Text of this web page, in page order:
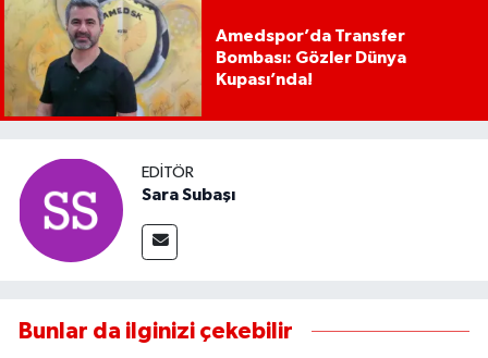
Amedspor’da Transfer
Bombası: Gözler Dünya
Kupası’nda!
EDITÖR
Sara Subaşı
Bunlar da ilginizi çekebilir